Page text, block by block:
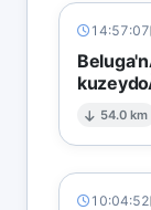
14:57:07
54.0 km
10:04:52